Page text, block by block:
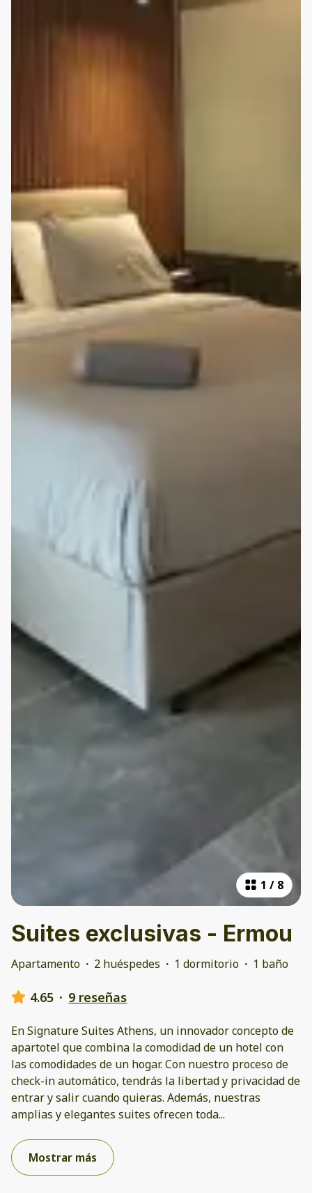
1 / 8
Suites exclusivas - Ermou
Apartamento · 2 huéspedes · 1 dormitorio · 1 baño
4.65 · 9 reseñas
En Signature Suites Athens, un innovador concepto de
apartotel que combina la comodidad de un hotel con
las comodidades de un hogar. Con nuestro proceso de
check-in automático, tendrás la libertad y privacidad de
entrar y salir cuando quieras. Además, nuestras
amplias y elegantes suites ofrecen toda...
Mostrar más